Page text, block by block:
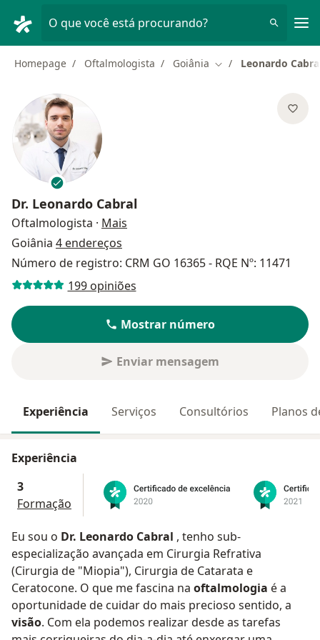
O que você está procurando?
Homepage Oftalmologista Goiânia Mudar de cidade
Leonardo
Dr. Leonardo Cabral
Oftalmologista · Mais
Goiânia 4 endereços
Número de registro: CRM GO 16365 - RQE Nº: 11471
199 opiniões
Mostrar número
Enviar mensagem
Experiência Serviços Consultórios Planos
Experiência
3
Formação
Eu sou o Dr. Leonardo Cabral , tenho sub-
especialização avançada em Cirurgia Refrativa
(Cirurgia de "Miopia"), Cirurgia de Catarata e
Ceratocone. O que me fascina na oftalmologia é a
oportunidade de cuidar do mais precioso sentido, a
visão. Com ela podemos realizar desde as tarefas